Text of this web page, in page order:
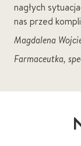
nagłych
nas przed
Magdalena
Farmaceutka,